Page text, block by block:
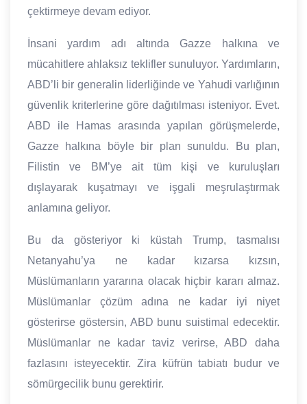
çektirmeye devam ediyor.
İnsani yardım adı altında Gazze halkına ve
mücahitlere ahlaksız teklifler sunuluyor. Yardımların,
ABD’li bir generalin liderliğinde ve Yahudi varlığının
güvenlik kriterlerine göre dağıtılması isteniyor. Evet.
ABD ile Hamas arasında yapılan görüşmelerde,
Gazze halkına böyle bir plan sunuldu. Bu plan,
Filistin ve BM’ye ait tüm kişi ve kuruluşları
dışlayarak kuşatmayı ve işgali meşrulaştırmak
anlamına geliyor.
Bu da gösteriyor ki küstah Trump, tasmalısı
Netanyahu’ya ne kadar kızarsa kızsın,
Müslümanların yararına olacak hiçbir kararı almaz.
Müslümanlar çözüm adına ne kadar iyi niyet
gösterirse göstersin, ABD bunu suistimal edecektir.
Müslümanlar ne kadar taviz verirse, ABD daha
fazlasını isteyecektir. Zira küfrün tabiatı budur ve
sömürgecilik bunu gerektirir.